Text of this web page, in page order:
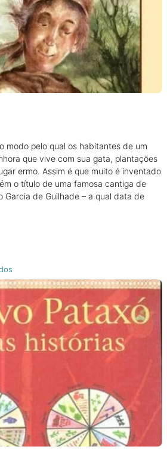
modo pelo qual os habitantes de um
que vive com sua gata, plantações
ermo. Assim é que muito é inventado
o título de uma famosa cantiga de
Garcia de Guilhade – a qual data de